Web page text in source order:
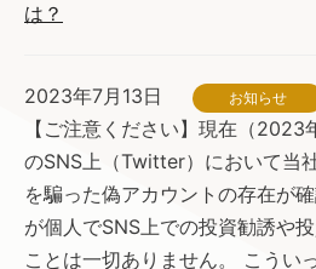
は？
2023年7月13日 お知らせ
【ご注意ください】現在（2023
のSNS上（Twitter）において当
を騙った偽アカウントの存在が
が個人でSNS上での投資勧誘や
ことは一切ありません。 こうい